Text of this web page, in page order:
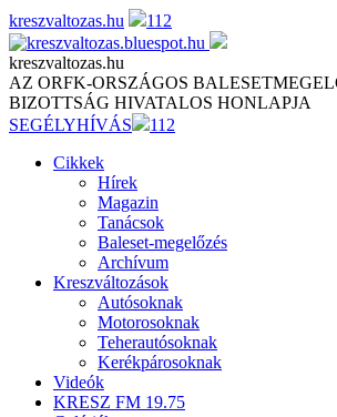
Skip
to
content
kreszvaltozas.hu 112
kreszvaltozas.hu
AZ ORFK-ORSZÁGOS
BIZOTTSÁG HIVATALOS HONLAPJA
SEGÉLYHÍVÁS
112
Cikkek
Hírek
Magazin
Tanácsok
Baleset-megelőzés
Archívum
Kreszváltozások
Autósoknak
Motorosoknak
Teherautósoknak
Kerékpárosoknak
Videók
KRESZ FM 19.75